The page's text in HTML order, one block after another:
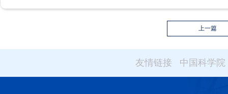
上一篇
友情链接 中国科学院